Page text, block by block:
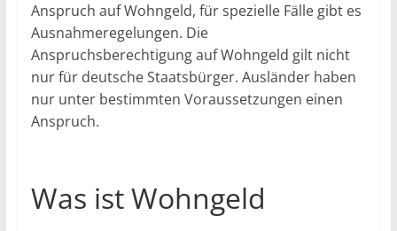
Anspruch auf Wohngeld, für spezielle Fälle gibt es
Ausnahmeregelungen. Die
Anspruchsberechtigung auf Wohngeld gilt nicht
nur für deutsche Staatsbürger. Ausländer haben
nur unter bestimmten Voraussetzungen einen
Anspruch.
Was ist Wohngeld